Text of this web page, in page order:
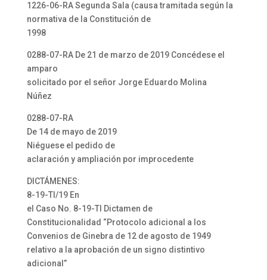
1226-06-RA Segunda Sala (causa tramitada según la
normativa de la Constitución de
1998
0288-07-RA De 21 de marzo de 2019 Concédese el
amparo
solicitado por el señor Jorge Eduardo Molina
Núñez
0288-07-RA
De 14 de mayo de 2019
Niéguese el pedido de
aclaración y ampliación por improcedente
DICTÁMENES:
8-19-TI/19 En
el Caso No. 8-19-TI Dictamen de
Constitucionalidad “Protocolo adicional a los
Convenios de Ginebra de 12 de agosto de 1949
relativo a la aprobación de un signo distintivo
adicional”